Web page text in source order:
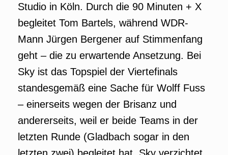
Studio in Köln. Durch die 90 Minuten + X
begleitet Tom Bartels, während WDR-
Mann Jürgen Bergener auf Stimmenfang
geht – die zu erwartende Ansetzung. Bei
Sky ist das Topspiel der Viertefinals
standesgemäß eine Sache für Wolff Fuss
– einerseits wegen der Brisanz und
andererseits, weil er beide Teams in der
letzten Runde (Gladbach sogar in den